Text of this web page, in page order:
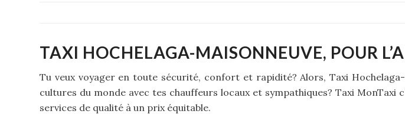
TAXI HOCHELAGA-MAISONNEUVE, POUR
Tu veux voyager en toute sécurité, confort et rapidité? Alors, Taxi
cultures du monde avec tes chauffeurs locaux et sympathiques? Taxi
services de qualité à un prix équitable.